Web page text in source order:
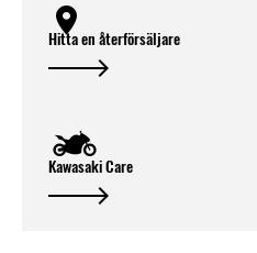
Hitta en återförsäljare
Kawasaki Care